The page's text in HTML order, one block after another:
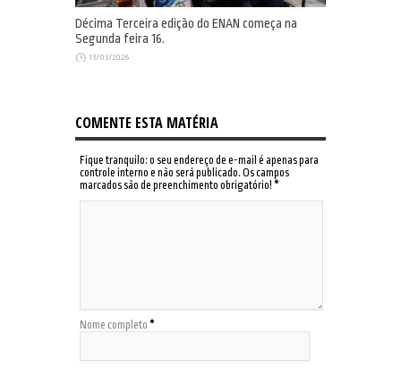
Décima Terceira edição do ENAN começa na
Segunda feira 16.
13/03/2026
COMENTE ESTA MATÉRIA
Fique tranquilo: o seu endereço de e-mail é apenas para
controle interno e não será publicado. Os campos
marcados são de preenchimento obrigatório! *
Nome completo *